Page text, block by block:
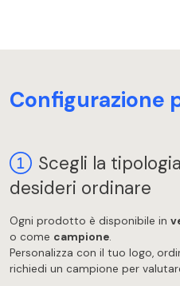
Configurazione
Scegli la
desideri ordinare
Ogni prodotto è disponibile in
o come campione.
Personalizza con il tuo logo,
richiedi un campione per